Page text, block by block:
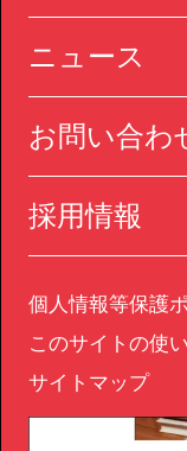
ニュース
お問い合わ
採用情報
個人情報等保護
このサイトの使
サイトマップ